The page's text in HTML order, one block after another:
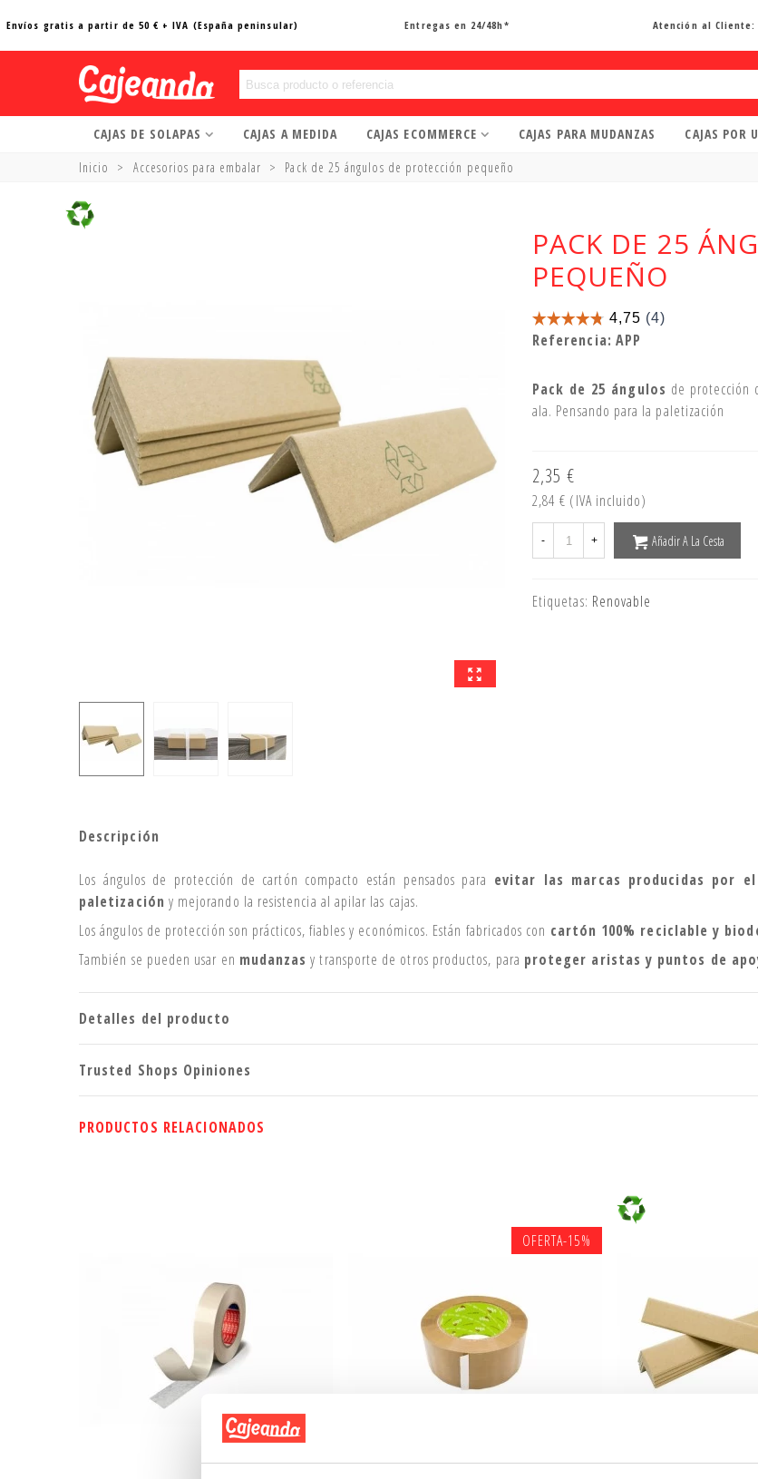
Envíos gratis a partir de 50 € + IVA (España peninsular) Entregas en 24/48h* Atención al Cliente:
CAJAS DE SOLAPAS CAJAS A MEDIDA CAJAS ECOMMERCE CAJAS PARA MUDANZAS CAJAS POR
Inicio
> Accesorios para embalar > Pack de 25 ángulos de protección pequeño
PACK DE 25
PEQUEÑO
Referencia: APP
Pack de 25 ángulos de protección
ala. Pensando para la paletización
2,35 €
2,84 € (IVA incluido)
- + Añadir A La Cesta
Etiquetas: Renovable
Descripción
Los ángulos de protección de cartón compacto están pensados para evitar las marcas producidas por
paletización y mejorando la resistencia al apilar las cajas.
Los ángulos de protección son prácticos, fiables y económicos. Están fabricados con cartón 100% reciclable y
También se pueden usar en mudanzas y transporte de otros productos, para proteger aristas y puntos de
Detalles del producto
Trusted Shops Opiniones
PRODUCTOS RELACIONADOS
OFERTA-15%